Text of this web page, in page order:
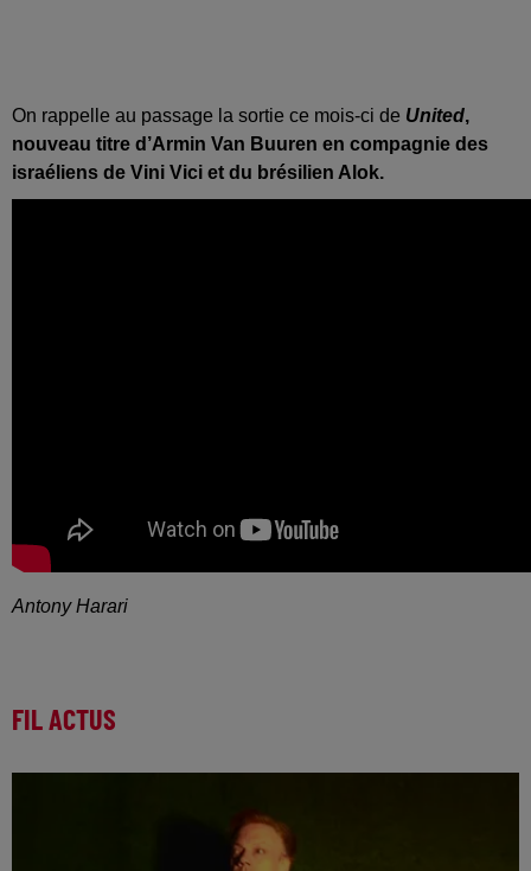
On rappelle au passage la sortie ce mois-ci de United,
nouveau titre d’Armin Van Buuren en compagnie des
israéliens de Vini Vici et du brésilien Alok.
Antony Harari
FIL ACTUS